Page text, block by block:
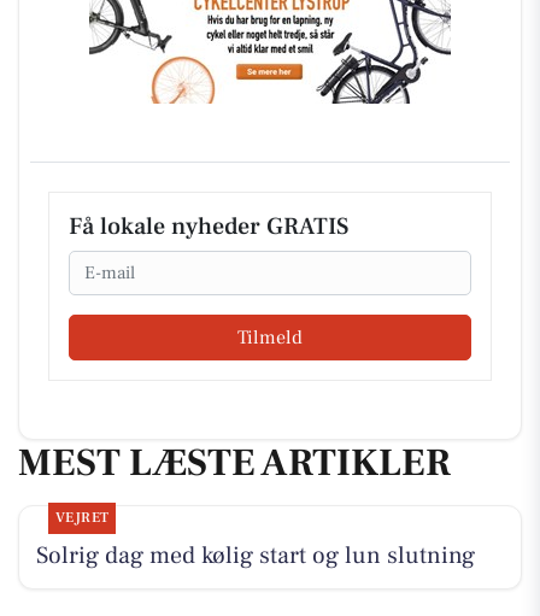
Få lokale nyheder GRATIS
Email
Tilmeld
MEST LÆSTE ARTIKLER
VEJRET
Solrig dag med kølig start og lun slutning